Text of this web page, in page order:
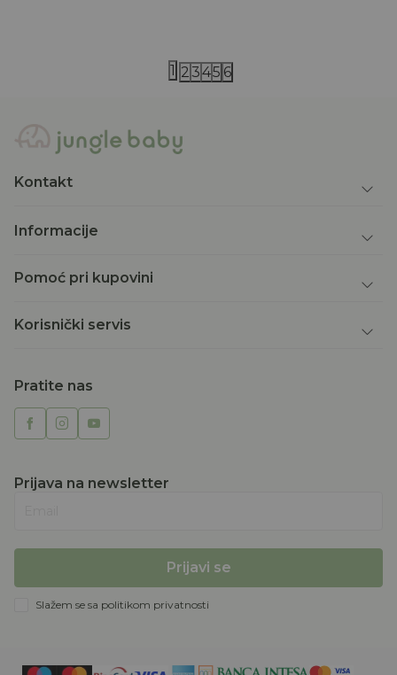
1 2 345 6
Kontakt
Informacije
Pomoć pri kupovini
Korisnički servis
Pratite nas
Prijava na newsletter
Prijavi se
Slažem se sa politikom privatnosti